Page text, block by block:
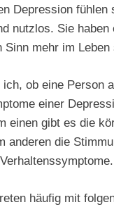
Depression fühlen
nutzlos. Sie haben
Sinn mehr im Leben
ob eine Person
einer
einen gibt es die
anderen die
häufig mit